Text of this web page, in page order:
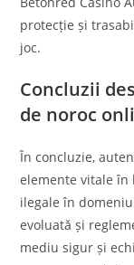
protecție și
joc.
Concluzii
de noroc
În concluzie,
elemente vitale
ilegale în
evoluată și
mediu sigur și